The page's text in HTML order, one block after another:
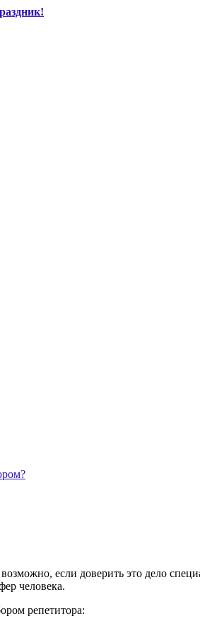
если доверить это дело
человека.
репетитора: